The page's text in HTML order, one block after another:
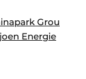
Grou
Energie